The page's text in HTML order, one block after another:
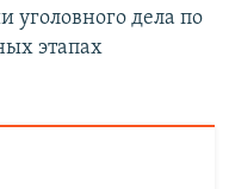
уголовного дела по
этапах